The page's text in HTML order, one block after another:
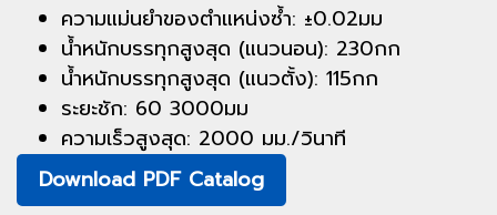
ความแม่นยำของตำแหน่งซ้ำ: ±0.02มม
น้ำหนักบรรทุกสูงสุด (แนวนอน): 230กก
น้ำหนักบรรทุกสูงสุด (แนวตั้ง): 115กก
ระยะชัก: 60 3000มม
ความเร็วสูงสุด: 2000 มม./วินาที
Download PDF Catalog